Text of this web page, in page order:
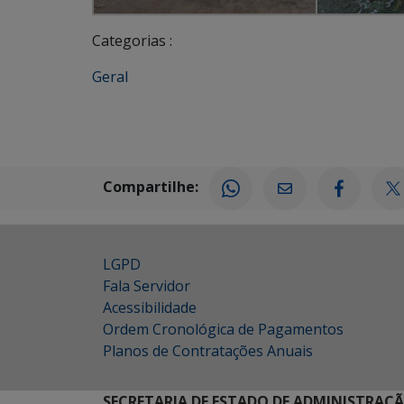
Categorias :
Geral
Compartilhe:
LGPD
Fala Servidor
Acessibilidade
Ordem Cronológica de Pagamentos
Planos de Contratações Anuais